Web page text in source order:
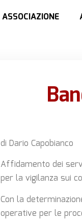
ASSOCIAZIONE
di Dario Capobianco
Affidamento dei
per la vigilanza sui
Con la
operative per le